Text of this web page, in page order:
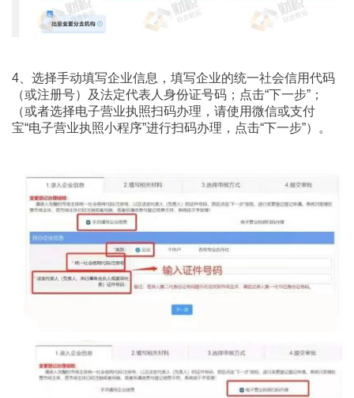
4、选择手动填写企业信息，填写企业的统一社会信用代码
（或注册号）及法定代表人身份证号码；点击“下一步”；
（或者选择电子营业执照扫码办理，请使用微信或支付
宝“电子营业执照小程序”进行扫码办理，点击“下一步”）。